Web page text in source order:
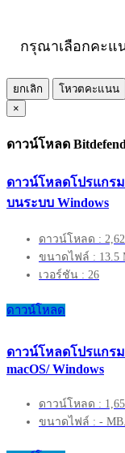
กรุณาเลือกคะแ
ยกเลิก
โหวตคะแนน
×
ดาวน์โหลด
ดาวน์โหลดโปรแกรม
บนระบบ Windows
ดาวน์โหลด :
ขนาดไฟล์ : 13.5
เวอร์ชัน : 26
ดาวน์โหลด
ดาวน์โหลดโปรแกรม
macOS/ Windows
ดาวน์โหลด :
ขนาดไฟล์ : - MB.